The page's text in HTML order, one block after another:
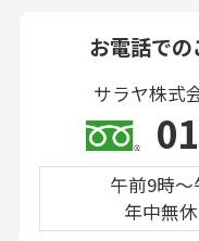
お電話で
サラヤ株式
午前9時
年中無